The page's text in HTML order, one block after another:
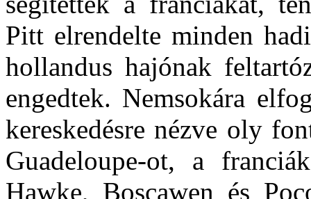
Pitt elrendelte minden
hollandus hajónak
engedtek. Nemsokára
kereskedésre nézve oly
Guadeloupe-ot, a
Hawke, Boscawen és